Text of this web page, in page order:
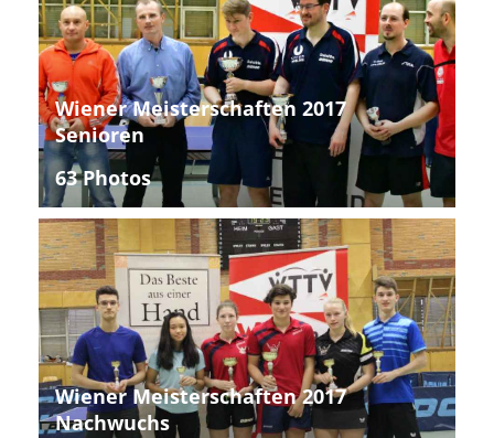
Wiener Meisterschaften 2017
Senioren
63 Photos
Wiener Meisterschaften 2017
Nachwuchs